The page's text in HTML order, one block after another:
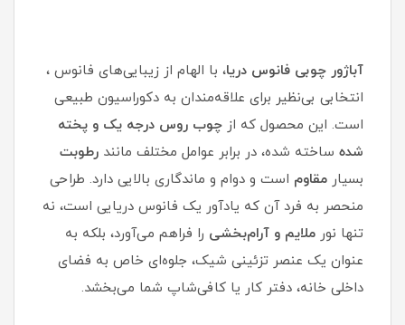
آباژور چوبی فانوس دریا، با الهام از زیبایی‌های فانوس ،
انتخابی بی‌نظیر برای علاقه‌مندان به دکوراسیون طبیعی
است. این محصول که از چوب روس درجه یک و پخته
شده ساخته شده، در برابر عوامل مختلف مانند رطوبت
بسیار مقاوم است و دوام و ماندگاری بالایی دارد. طراحی
منحصر به فرد آن که یادآور یک فانوس دریایی است، نه
تنها نور ملایم و آرام‌بخشی را فراهم می‌آورد، بلکه به
عنوان یک عنصر تزئینی شیک، جلوه‌ای خاص به فضای
داخلی خانه، دفتر کار یا کافی‌شاپ شما می‌بخشد.